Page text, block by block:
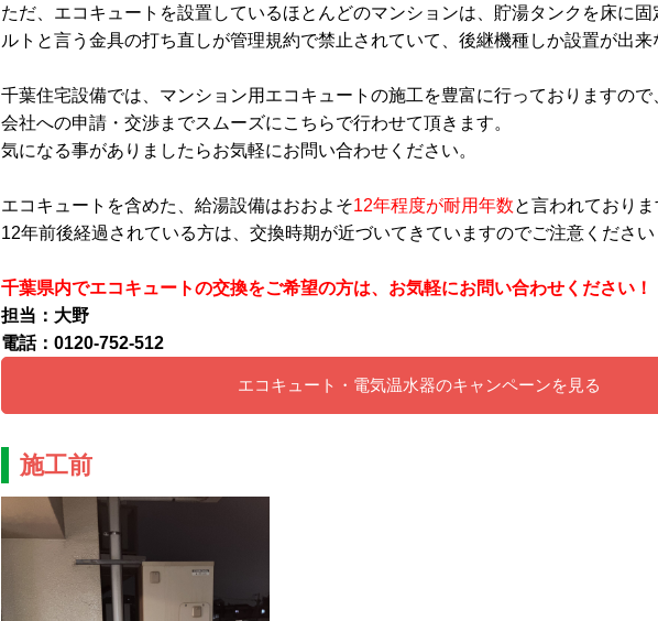
ただ、エコキュートを設置しているほとんどのマンションは、貯湯タンクを床に固
ルトと言う金具の打ち直しが管理規約で禁止されていて、後継機種しか設置が出来
千葉住宅設備では、マンション用エコキュートの施工を豊富に行っておりますの
会社への申請・交渉までスムーズにこちらで行わせて頂きます。
気になる事がありましたらお気軽にお問い合わせください。
エコキュートを含めた、給湯設備はおおよそ12年程度が耐用年数と言われておりま
12年前後経過されている方は、交換時期が近づいてきていますのでご注意ください
千葉県内でエコキュートの交換をご希望の方は、お気軽にお問い合わせください！
担当：大野
電話：0120-752-512
エコキュート・電気温水器のキャンペーンを見る
施工前